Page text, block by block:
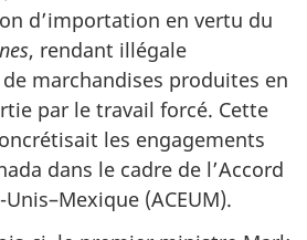
d’importation en vertu du
, rendant illégale
marchandises produites en
par le travail forcé. Cette
les engagements
dans le cadre de l’Accord
(ACEUM).